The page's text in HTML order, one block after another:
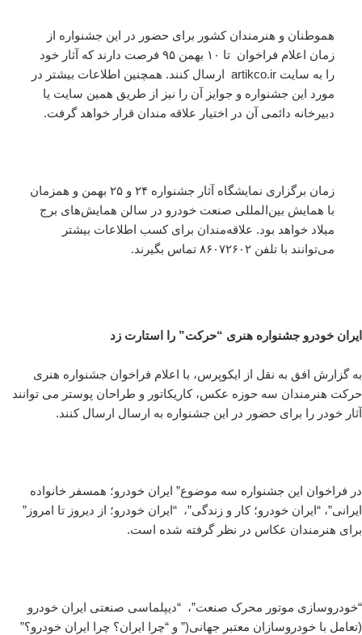
هموطنان و هنرمندان کشور برای حضور در این جشنواره از
زمان اعلام فراخوان تا ۱۰ بهمن ۹۵ فرصت دارند که آثار خود
را به سایت artikco.ir ارسال کنند. همچنین اطلاعات بیشتر در
مورد این جشنواره و جوایز آن را نیز از طریق همین سایت یا
دبیرخانه دائمی آن در اختیار علاقه مندان قرار خواهد گرفت.
زمان برگزاری نمایشگاه آثار جشنواره ۲۴ و ۲۵ بهمن و همزمان
با همایش بین‌المللی صنعت خودرو در سالن همایش‌های برج
میلاد خواهد بود. علاقه‌مندان برای کسب اطلاعات بیشتر
می‌توانند با تلفن ۸۶۰۷۲۶۰۲ تماس بگیرند.
ایران خودرو جشنواره هنری “حرکت” را استارت زد
به گزارش افق به نقل از ایکوپرس، با اعلام فراخوان جشنواره هنری
حرکت هنرمندان سه حوزه عکس، کاریکاتور و طراحان پوستر می توانند
آثار خودر را برای حضور در این جشنواره به ارسال ارسال کنند.
در فراخوان این جشنواره سه موضوع” ایران خودرو؛ همسفر خانواده
ایرانی”، “ایران خودرو؛ کار و زندگی”، “ایران خودرو؛ از دیروز تا امروز”
برای هنرمندان عکاس در نظر گرفته شده است.
“خودروسازی موتور محرک صنعت”، “دیپلماسی صنعتی ایران خودرو
(تعامل با خودروسازان معتبر جهانی(” و “چرا ایران؟ چرا ایران خودرو؟”